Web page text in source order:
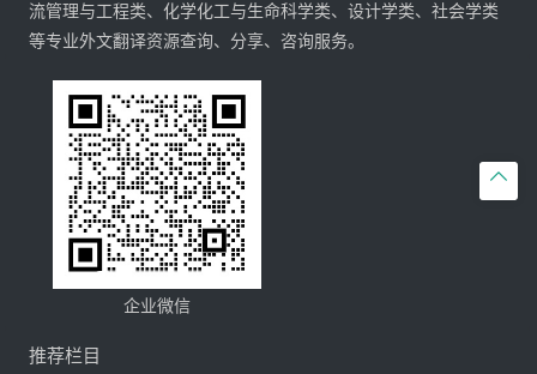

流管理与工程类、化学化工与生命科学类、设计学类、社会学类
等专业外文翻译资源查询、分享、咨询服务。
企业微信
推荐栏目